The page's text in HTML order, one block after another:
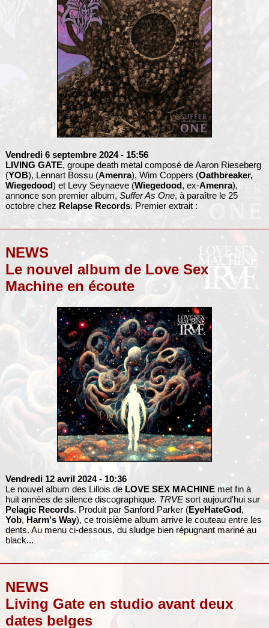
Vendredi 6 septembre 2024 - 15:56
LIVING GATE, groupe death metal composé de Aaron Rieseberg
(YOB), Lennart Bossu (Amenra), Wim Coppers (Oathbreaker,
Wiegedood) et Levy Seynaeve (Wiegedood, ex-Amenra),
annonce son premier album, Suffer As One, à paraître le 25
octobre chez Relapse Records. Premier extrait :
NEWS
Le nouvel album de Love Sex
Machine en écoute
Vendredi 12 avril 2024 - 10:36
Le nouvel album des Lillois de LOVE SEX MACHINEmet fin à
huit années de silence discographique. TRVEsort aujourd'hui sur
Pelagic Records. Produit par Sanford Parker (EyeHateGod,
Yob, Harm's Way), ce troisième album arrive le couteau entre les
dents. Au menu ci-dessous, du sludge bien répugnant mariné au
black...
NEWS
Living Gate en studio avant deux
dates belges